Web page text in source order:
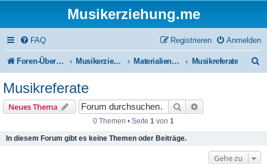
Musikerziehung.me
FAQ Anmelden
Registrieren
Foren-Übersicht Musikerziehung Materialien für den Musikunterricht Musikreferate
Musikreferate
Neues Thema Suche
0 Themen • Seite 1 von 1
In diesem Forum gibt es keine Themen oder Beiträge.
Gehe zu